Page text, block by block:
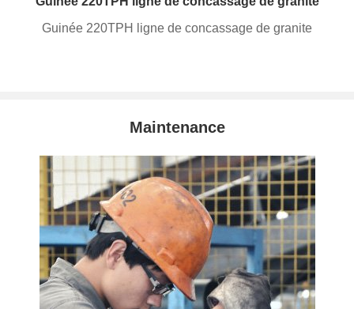
Guinée 220TPH ligne de concassage de granite
Maintenance